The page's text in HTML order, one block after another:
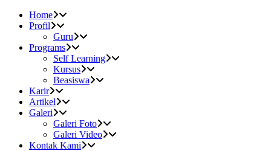
Home
Profil
Guru
Programs
Self Learning
Kursus
Beasiswa
Karir
Artikel
Galeri
Galeri Foto
Galeri Video
Kontak Kami